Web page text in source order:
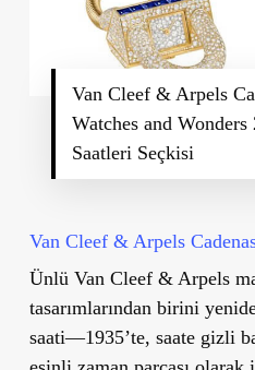
Van Cleef & Arpels
Watches and
Saatleri Seçkisi
Van Cleef & Arpels
Ünlü Van Cleef & Arpels
tasarımlarından birini
saati—1935’te, saate gizli